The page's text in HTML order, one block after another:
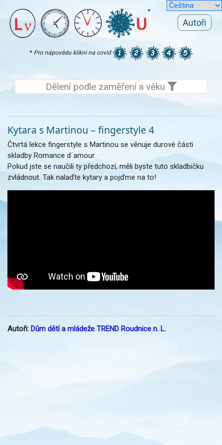
Autoři
* Pro nápovědu klikni na covid
Dělení podle zaměření a věku
Kytara s Martinou – fingerstyle 4
Čtvrtá lekce fingerstyle s Martinou se věnuje durové části
skladby Romance d´amour.
Pokud jste se naučili ty předchozí, měli byste tuto skladbičku
zvládnout. Tak nalaďte kytary a pojďme na to!
Autoři: Dům dětí a mládeže TREND Roudnice n. L.